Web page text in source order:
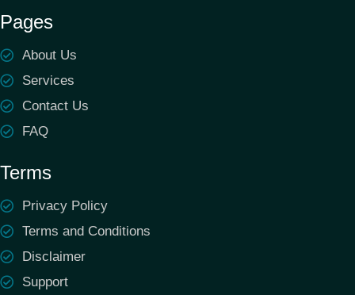
Pages
About Us
Services
Contact Us
FAQ
Terms
Privacy Policy
Terms and Conditions
Disclaimer
Support